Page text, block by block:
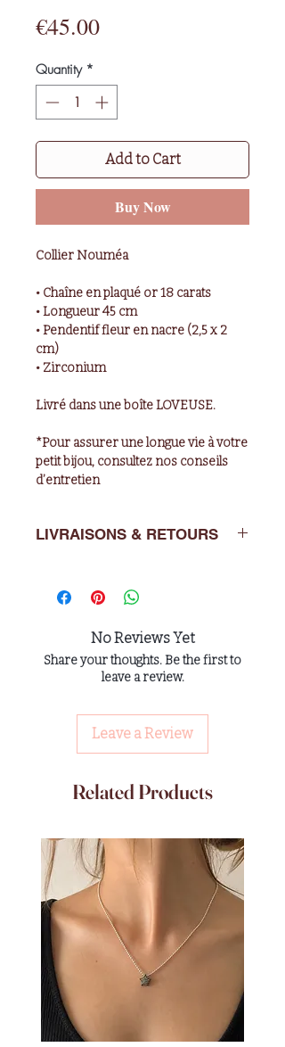
€45.00Price
Quantity *
Add to Cart
Buy Now
Collier Nouméa
• Chaîne en plaqué or 18 carats
• Longueur 45 cm
• Pendentif fleur en nacre (2,5 x 2
cm)
• Zirconium
Livré dans une boîte LOVEUSE.
*Pour assurer une longue vie à votre
petit bijou, consultez nos conseils
d’entretien
LIVRAISONS & RETOURS
jours après l’achat pour nous
retourner l’article dans son emballage
d’origine à : LOVEUSE
No Reviews Yet
Share your thoughts. Be the first to
leave a review.
Leave a Review
Related Products